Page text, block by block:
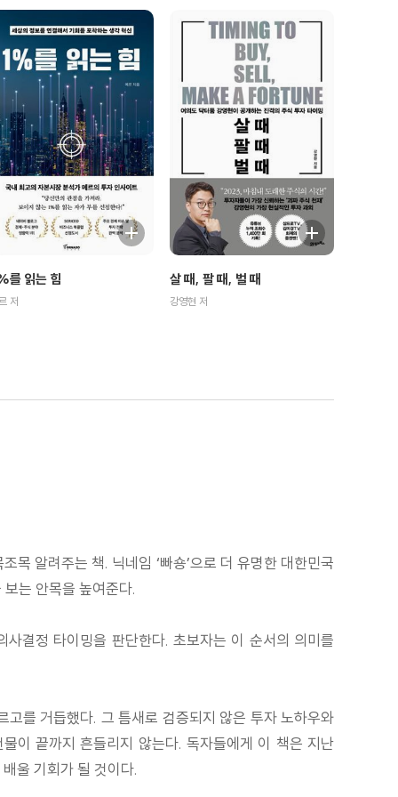
를 읽는 힘
저
살 때, 팔 때, 벌 때
강영현 저
목 알려주는 책. 닉네임 ‘빠숑’으로 더 유명한 대한민국
는 안목을 높여준다.
결정 타이밍을 판단한다. 초보자는 이 순서의 의미를
를 거듭했다. 그 틈새로 검증되지 않은 투자 노하우와
이 끝까지 흔들리지 않는다. 독자들에게 이 책은 지난
울 기회가 될 것이다.